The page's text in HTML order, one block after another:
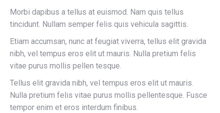
Morbi dapibus a tellus at euismod. Nam quis tellus
tincidunt. Nullam semper felis quis vehicula sagittis.
Etiam accumsan, nunc at feugiat viverra, tellus elit gravida
nibh, vel tempus eros elit ut mauris. Nulla pretium felis
vitae purus mollis pellen tesque.
Tellus elit gravida nibh, vel tempus eros elit ut mauris.
Nulla pretium felis vitae purus mollis pellentesque. Fusce
tempor enim et eros interdum finibus.